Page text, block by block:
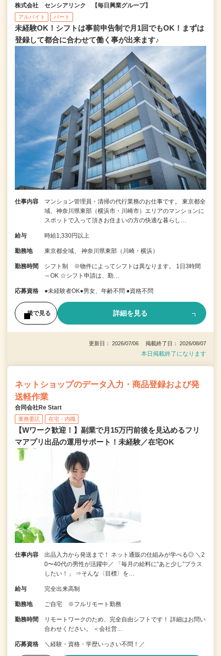
株式会社 センシアリンク 【毎日興業グループ】
アルバイト パート
未経験OK！シフトは事前申告制で月1回でもOK！まずは
登録して都合に合わせて働く事が出来ます♪
仕事内容
マンション管理員・清掃の代行業務のお仕事です。 東京都全
域、神奈川県東部（横浜市・川崎市）エリアのマンションに
スポットで入って頂きお住まいの方の快適な暮らし…
給与 時給1,330円以上
勤務地 東京都全域、 神奈川県東部（川崎・横浜）
勤務時間
シフト制 ※物件によってシフトは異なります。 1日3時間
～OK ☆シフト申請は、勤…
応募資格 ●未経験者OK●男女、年齢不問 ●資格不問
後で見る 詳細を見る
更新日： 2026/07/06 掲載終了日： 2026/08/07
本日掲載終了になります
ネットショップのデータ入力・商品登録および発
送軽作業
合同会社Re Start
業務委託 在宅・内職
【Wワーク歓迎！】副業で月15万円前後を見込めるフリ
マアプリ出品の運用サポート！未経験／在宅OK
仕事内容
出品入力から発送まで！ ネット通販の仕組みが学べる◎ ＼2
0〜40代の男性が活躍中／ 「毎月の給料に“あと少し”プラス
したい！」 ⇒そんな〈目標〉を…
給与 完全出来高制
勤務地 ご自宅 ※フルリモート勤務
勤務時間
リモートワークのため、完全自由シフトです！ 詳細はお問い
合わせください。 ＜会社営…
応募資格 ＼経験・資格・学歴いっさい不問！／